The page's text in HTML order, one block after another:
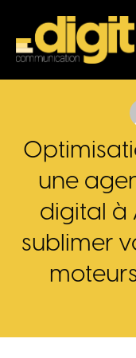
une
digital à
sublimer